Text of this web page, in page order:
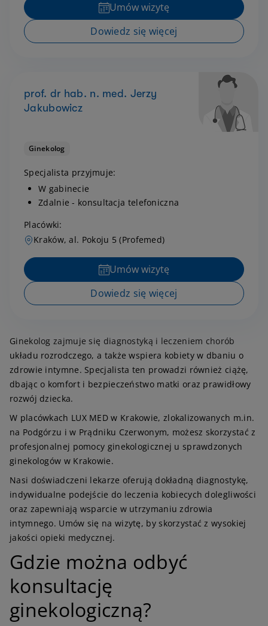
Umów wizytę
Dowiedz się więcej
prof. dr hab. n. med. Jerzy
Jakubowicz
Ginekolog
Specjalista przyjmuje:
W gabinecie
Zdalnie - konsultacja telefoniczna
Placówki:
Kraków, al. Pokoju 5 (Profemed)
Umów wizytę
Dowiedz się więcej
Ginekolog zajmuje się diagnostyką i leczeniem chorób
układu rozrodczego, a także wspiera kobiety w dbaniu o
zdrowie intymne. Specjalista ten prowadzi również ciążę,
dbając o komfort i bezpieczeństwo matki oraz prawidłowy
rozwój dziecka.
W placówkach LUX MED w Krakowie, zlokalizowanych m.in.
na Podgórzu i w Prądniku Czerwonym, możesz skorzystać z
profesjonalnej pomocy ginekologicznej u sprawdzonych
ginekologów w Krakowie.
Nasi doświadczeni lekarze oferują dokładną diagnostykę,
indywidualne podejście do leczenia kobiecych dolegliwości
oraz zapewniają wsparcie w utrzymaniu zdrowia
intymnego. Umów się na wizytę, by skorzystać z wysokiej
jakości opieki medycznej.
Gdzie można odbyć
konsultację
ginekologiczną?